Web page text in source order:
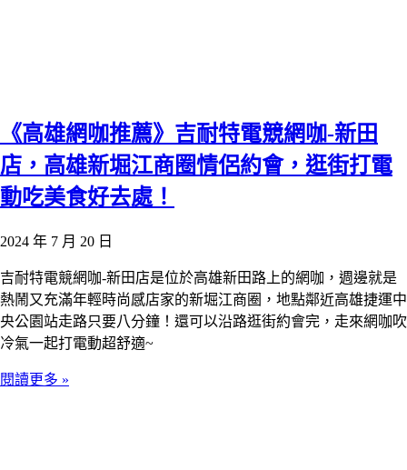
《高雄網咖推薦》吉耐特電競網咖-新田
店，高雄新堀江商圈情侶約會，逛街打電
動吃美食好去處！
2024 年 7 月 20 日
吉耐特電競網咖-新田店是位於高雄新田路上的網咖，週邊就是
熱鬧又充滿年輕時尚感店家的新堀江商圈，地點鄰近高雄捷運中
央公園站走路只要八分鐘！還可以沿路逛街約會完，走來網咖吹
冷氣一起打電動超舒適~
閱讀更多 »